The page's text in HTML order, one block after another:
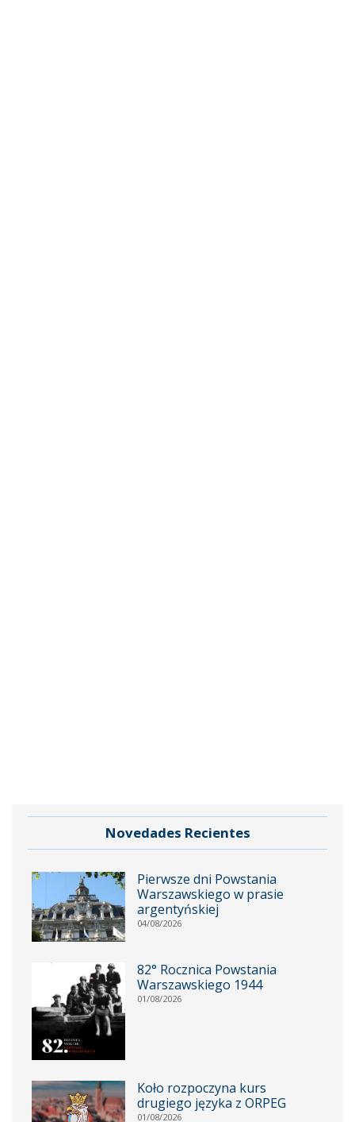
Novedades Recientes
Pierwsze dni Powstania
Warszawskiego w prasie
argentyńskiej
04/08/2026
82° Rocznica Powstania
Warszawskiego 1944
01/08/2026
Koło rozpoczyna kurs
drugiego języka z ORPEG
01/08/2026